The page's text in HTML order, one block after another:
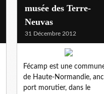
musée des Terre-
Neuvas
31 Décembre 2012
Fécamp est une
de Haute-Normandie,
port morutier, dans le